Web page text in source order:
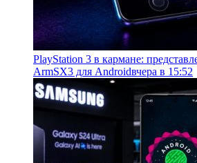
PlayStation 3 в кармане:
ArmSX3 для Androidвчера в 15:52